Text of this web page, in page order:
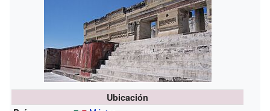
Ubicación